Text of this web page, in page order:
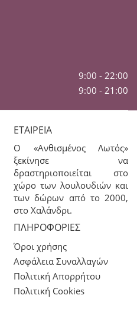
9:00 - 22:00
9:00 - 21:00
ΕΤΑΙΡΕΊΑ
Ο «Ανθισμένος Λωτός»
ξεκίνησε να
δραστηριοποιείται στο
χώρο των λουλουδιών και
των δώρων από το 2000,
στο Χαλάνδρι.
ΠΛΗΡΟΦΟΡΊΕΣ
Όροι χρήσης
Ασφάλεια Συναλλαγών
Πολιτική Απορρήτου
Πολιτική Cookies